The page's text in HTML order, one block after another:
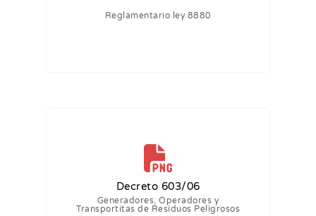
Reglamentario ley 8880
Decreto 603/06
Generadores, Operadores y
Transportitas de Residuos Peligrosos